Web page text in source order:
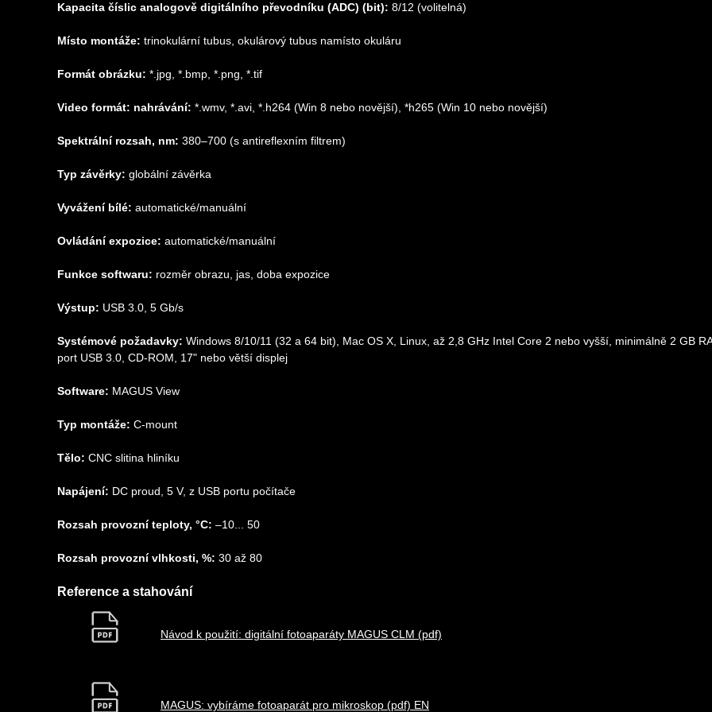
Kapacita číslic analogově digitálního převodníku (ADC) (bit): 8/12 (volitelná)
Místo montáže: trinokulární tubus, okulárový tubus namísto okuláru
Formát obrázku: *.jpg, *.bmp, *.png, *.tif
Video formát: nahrávání: *.wmv, *.avi, *.h264 (Win 8 nebo novější), *h265 (Win 10 nebo novější)
Spektrální rozsah, nm: 380–700 (s antireflexním filtrem)
Typ závěrky: globální závěrka
Vyvážení bílé: automatické/manuální
Ovládání expozice: automatické/manuální
Funkce softwaru: rozměr obrazu, jas, doba expozice
Výstup: USB 3.0, 5 Gb/s
Systémové požadavky: Windows 8/10/11 (32 a 64 bit), Mac OS X, Linux, až 2,8 GHz Intel Core 2 nebo vyšší, minimálně 2 GB
port USB 3.0, CD-ROM, 17" nebo větší displej
Software: MAGUS View
Typ montáže: C-mount
Tělo: CNC slitina hliníku
Napájení: DC proud, 5 V, z USB portu počítače
Rozsah provozní teploty, °C: –10... 50
Rozsah provozní vlhkosti, %: 30 až 80
Reference a stahování
Návod k použití: digitální fotoaparáty MAGUS CLM (pdf)
MAGUS: vybíráme fotoaparát pro mikroskop (pdf) EN